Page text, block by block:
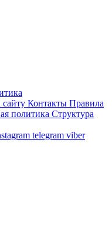
Контакты Правила
политика Структура
telegram viber